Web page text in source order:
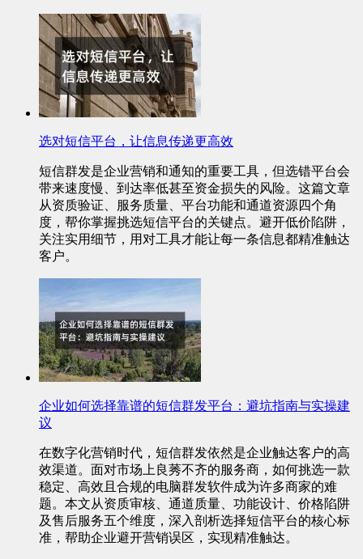
选对短信平台，让信息传递更高效
短信群发是企业营销和通知的重要工具，但选错平台会
带来速度慢、到达率低甚至资金损失的风险。这篇文章
从资质验证、服务质量、平台功能和通道资源四个角
度，帮你掌握挑选短信平台的关键点。避开低价陷阱，
关注实用细节，用对工具才能让每一条信息都精准触达
客户。
企业如何选择靠谱的短信群发平台：避坑指南与实操建
议
在数字化营销时代，短信群发依然是企业触达客户的高
效渠道。面对市场上良莠不齐的服务商，如何挑选一款
稳定、高效且合规的电脑群发软件成为许多商家的难
题。本文从资质审核、通道质量、功能设计、价格陷阱
及售后服务五个维度，深入剖析选择短信平台的核心标
准，帮助企业避开营销误区，实现精准触达。